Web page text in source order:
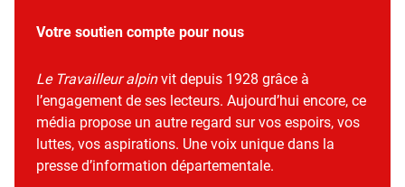
Votre soutien compte pour nous
Le Travailleur alpinvit depuis 1928 grâce à
l’engagement de ses lecteurs. Aujourd’hui encore, ce
média propose un autre regard sur vos espoirs, vos
luttes, vos aspirations. Une voix unique dans la
presse d’information départementale.